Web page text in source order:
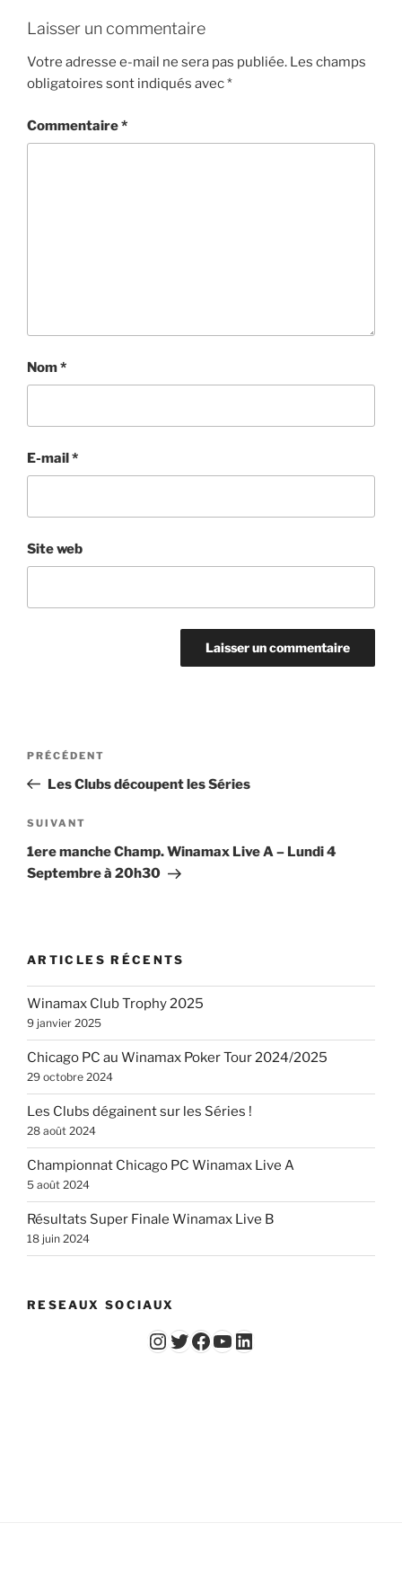
Laisser un commentaire
Votre adresse e-mail ne sera pas publiée. Les champs
obligatoires sont indiqués avec*
Commentaire*
Nom*
E-mail*
Site web
Navigation
l’article
Article
précédent
PRÉCÉDENT
Les Clubs découpent les Séries
Article
suivant
SUIVANT
1ere manche Champ. Winamax Live A – Lundi 4
Septembre à 20h30
ARTICLES RÉCENTS
Winamax Club Trophy 2025
9 janvier 2025
Chicago PC au Winamax Poker Tour 2024/2025
29 octobre 2024
Les Clubs dégainent sur les Séries !
28 août 2024
Championnat Chicago PC Winamax Live A
5 août 2024
Résultats Super Finale Winamax Live B
18 juin 2024
RESEAUX SOCIAUX
Instagram
Twitter
Facebook
YouTube - Vidéos du Chicago Poker ClubLinkedIn